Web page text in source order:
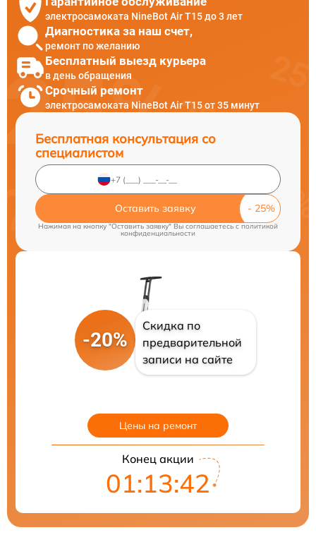
электросамоката NineBot Air T15 до 3 лет
Диагностика за наш счет,
ремонт по желанию
Бесплатный выезд курьера
в день обращения
Срочный ремонт
электросамоката NineBot Air T15 от 35 минут
Бесплатная консультация со
специалистом
Оставить заявку
Нажимая на кнопку "Оставить заявку" Вы соглашаетесь c политикой
конфиденциальности
-20%
Скидка по
предварительной
записи на сайте
Цены на ремонт
Конец акции
01:13:40